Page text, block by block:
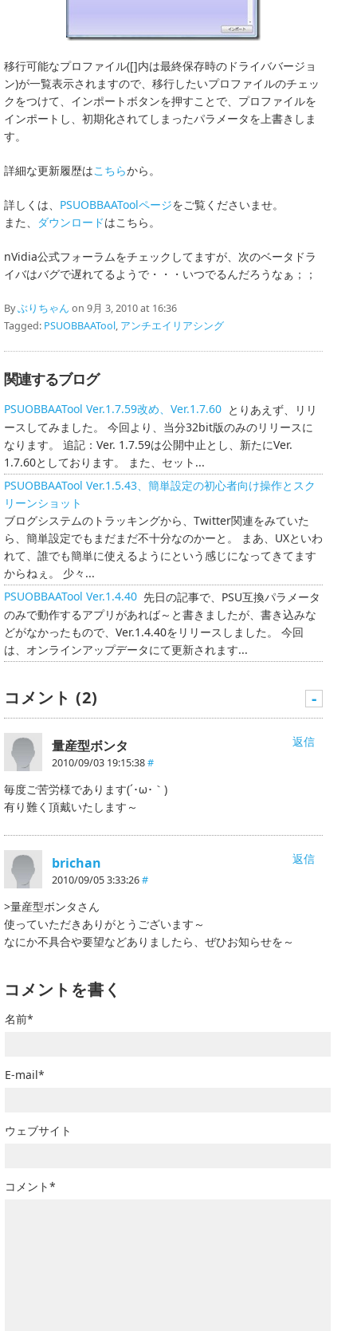
移行可能なプロファイル([]内は最終保存時のドライババージョ
ン)が一覧表示されますので、移行したいプロファイルのチェッ
クをつけて、インポートボタンを押すことで、プロファイルを
インポートし、初期化されてしまったパラメータを上書きしま
す。
詳細な更新履歴はこちらから。
詳しくは、 PSUOBBAAToolページをご覧くださいませ。
また、
ダウンロードはこちら。
nVidia公式フォーラムをチェックしてますが、次のベータドラ
イバはバグで遅れてるようで・・・いつでるんだろうなぁ；；
Byぶりちゃん on 9月 3, 2010 at 16:36
Tagged: PSUOBBAATool, アンチエイリアシング
関連するブログ
PSUOBBAATool Ver.1.7.59改め、Ver.1.7.60 とりあえず、リリ
ースしてみました。 今回より、当分32bit版のみのリリースに
なります。 追記：Ver. 1.7.59は公開中止とし、新たにVer.
1.7.60としております。 また、セット...
PSUOBBAATool Ver.1.5.43、簡単設定の初心者向け操作とスク
リーンショット
ブログシステムのトラッキングから、Twitter関連をみていた
ら、簡単設定でもまだまだ不十分なのかーと。 まあ、UXといわ
れて、誰でも簡単に使えるようにという感じになってきてます
からねぇ。 少々...
PSUOBBAATool Ver.1.4.40 先日の記事で、PSU互換パラメータ
のみで動作するアプリがあれば～と書きましたが、書き込みな
どがなかったもので、Ver.1.4.40をリリースしました。 今回
は、オンラインアップデータにて更新されます...
コメント (2) -
返信
量産型ボンタ
2010/09/03 19:15:38#
毎度ご苦労様であります(´･ω･｀)ゝ
有り難く頂戴いたします～
返信
brichan
2010/09/05 3:33:26#
>量産型ボンタさん
使っていただきありがとうございます～
なにか不具合や要望などありましたら、ぜひお知らせを～
コメントを書く
名前*
E-mail*
ウェブサイト
コメント*